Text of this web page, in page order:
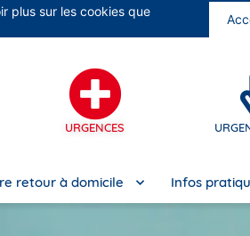
Nos cliniques
URGENCES
retour à domicile Infos
plus sur les cookies que